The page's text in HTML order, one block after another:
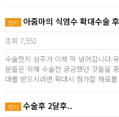
인기 아줌마의 식염수 확대수술
조회 7,552
수술한지 삼주가 이제 막 넘어갑니다.
분들은 위해 수술전 궁금했던 것들을
대를 받으시려면 확대시 첨가할 재료
인기 수술후 2달후..